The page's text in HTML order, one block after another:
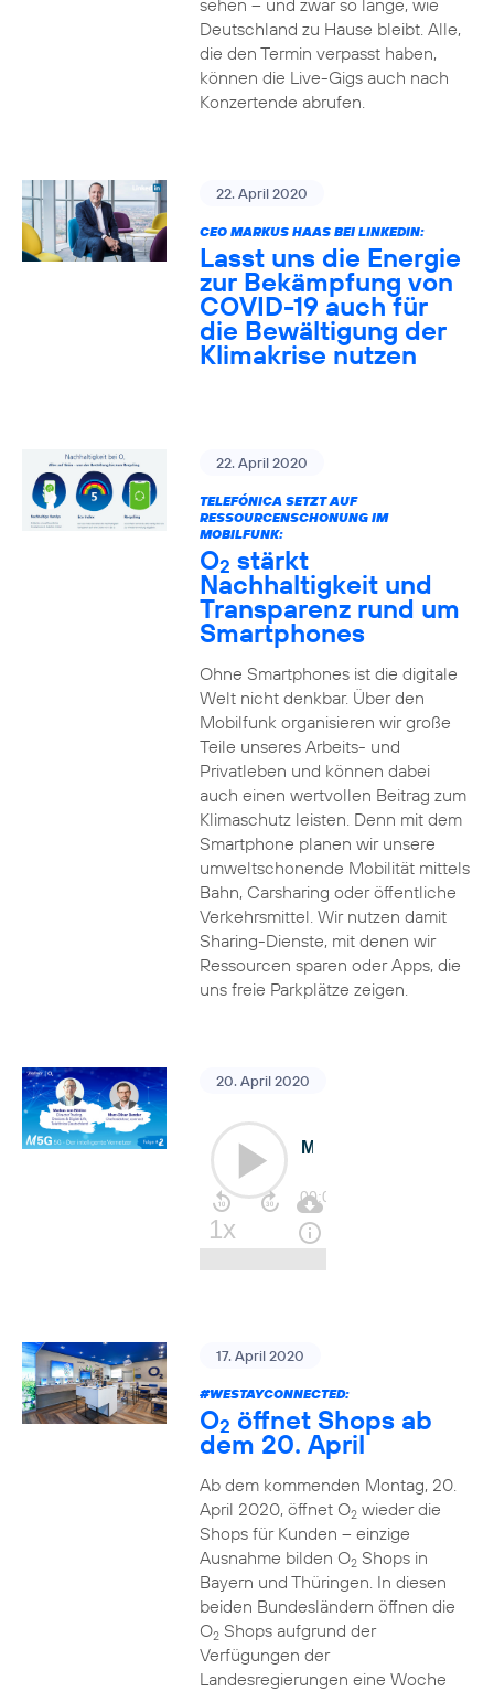
sehen – und zwar so lange, wie
Deutschland zu Hause bleibt. Alle,
die den Termin verpasst haben,
können die Live-Gigs auch nach
Konzertende abrufen.
22. April 2020
CEO MARKUS HAAS BEI LINKEDIN:
Lasst uns die Energie
zur Bekämpfung von
COVID-19 auch für
die Bewältigung der
Klimakrise nutzen
22. April 2020
TELEFÓNICA SETZT AUF
RESSOURCENSCHONUNG IM
MOBILFUNK:
O2 stärkt
Nachhaltigkeit und
Transparenz rund um
Smartphones
Ohne Smartphones ist die digitale
Welt nicht denkbar. Über den
Mobilfunk organisieren wir große
Teile unseres Arbeits- und
Privatleben und können dabei
auch einen wertvollen Beitrag zum
Klimaschutz leisten. Denn mit dem
Smartphone planen wir unsere
umweltschonende Mobilität mittels
Bahn, Carsharing oder öffentliche
Verkehrsmittel. Wir nutzen damit
Sharing-Dienste, mit denen wir
Ressourcen sparen oder Apps, die
uns freie Parkplätze zeigen.
20. April 2020
17. April 2020
#WESTAYCONNECTED:
O2 öffnet Shops ab
dem 20. April
Ab dem kommenden Montag, 20.
April 2020, öffnet O2wieder die
Shops für Kunden – einzige
Ausnahme bilden O2Shops in
Bayern und Thüringen. In diesen
beiden Bundesländern öffnen die
O2Shops aufgrund der
Verfügungen der
Landesregierungen eine Woche